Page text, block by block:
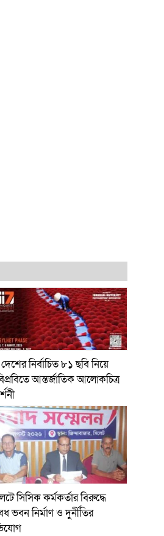
নির্বাচিত ৮১ ছবি নিয়ে
আন্তর্জাতিক আলোকচিত্র
সিসিক কর্মকর্তার বিরুদ্ধে
ভবন নির্মাণ ও দুর্নীতির